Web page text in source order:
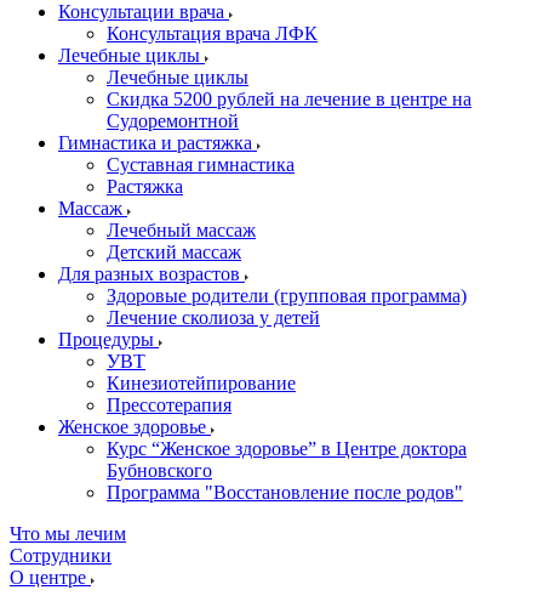
Консультации врача
Консультация врача ЛФК
Лечебные циклы
Лечебные циклы
Скидка 5200 рублей на лечение в центре на
Судоремонтной
Гимнастика и растяжка
Суставная гимнастика
Растяжка
Массаж
Лечебный массаж
Детский массаж
Для разных возрастов
Здоровые родители (групповая программа)
Лечение сколиоза у детей
Процедуры
УВТ
Кинезиотейпирование
Прессотерапия
Женское здоровье
Курс “Женское здоровье” в Центре доктора
Бубновского
Программа "Восстановление после родов"
Что мы лечим
Сотрудники
О центре